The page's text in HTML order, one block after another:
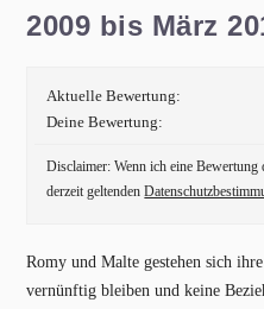
2009 bis März
Aktuelle Bewertung:
Deine Bewertung:
Disclaimer: Wenn ich eine Bewertung
derzeit geltenden
Romy und Malte gestehen sich
vernünftig bleiben und keine